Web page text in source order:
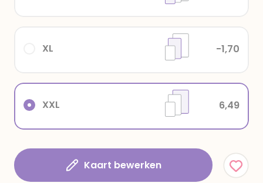
XXL 6,49
XL -1,70
Kaart bewerken